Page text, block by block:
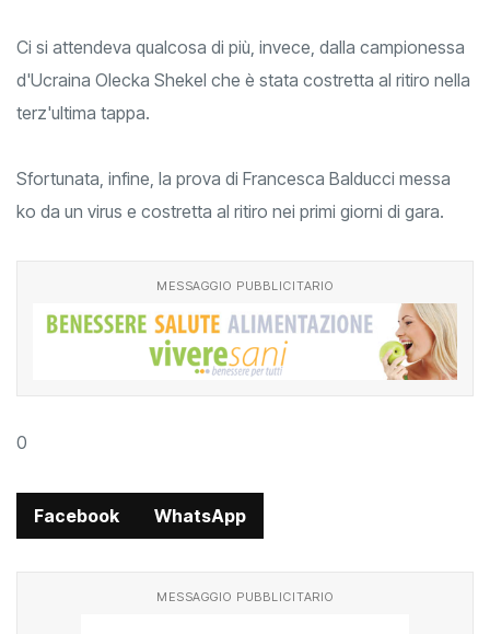
Ci si attendeva qualcosa di più, invece, dalla campionessa
d'Ucraina Olecka Shekel che è stata costretta al ritiro nella
terz'ultima tappa.
Sfortunata, infine, la prova di Francesca Balducci messa
ko da un virus e costretta al ritiro nei primi giorni di gara.
MESSAGGIO PUBBLICITARIO
0
Facebook WhatsApp
MESSAGGIO PUBBLICITARIO